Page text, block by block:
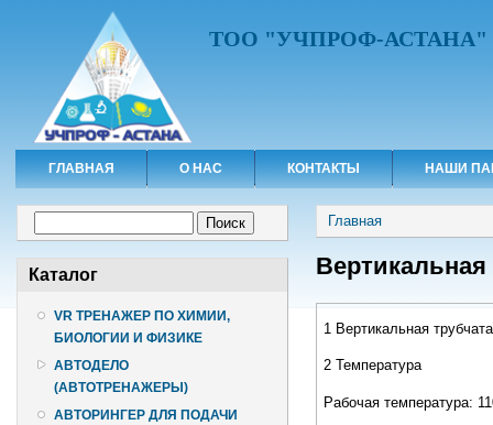
ТОО "УЧПРОФ-АСТАНА"
ГЛАВНАЯ О НАС КОНТАКТЫ НАШИ
Каталог
VR ТРЕНАЖЕР ПО ХИМИИ,
БИОЛОГИИ И ФИЗИКЕ
АВТОДЕЛО
(АВТОТРЕНАЖЕРЫ)
АВТОРИНГЕР ДЛЯ ПОДАЧИ
Вы здесь
Главная
Вертикальная
1 Вертикальная
2 Температура
Рабочая температура: